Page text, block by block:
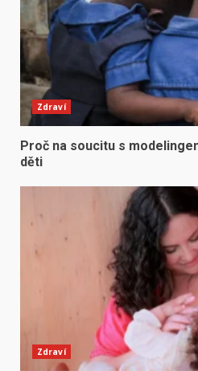
Zdraví
Proč na soucitu s
děti
Zdraví